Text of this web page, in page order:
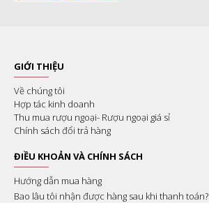
GIỚI THIỆU
Về chúng tôi
Hợp tác kinh doanh
Thu mua rượu ngoại- Rượu ngoại giá sỉ
Chính sách đổi trả hàng
ĐIỀU KHOẢN VÀ CHÍNH SÁCH
Hướng dẫn mua hàng
Bao lâu tôi nhận được hàng sau khi thanh toán?